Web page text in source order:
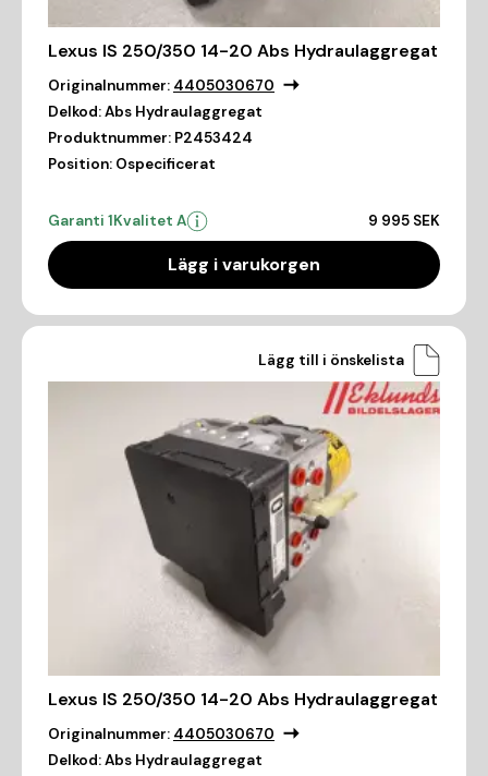
Lexus IS 250/350 14-20 Abs Hydraulaggregat
Originalnummer: 4405030670
Delkod:Abs Hydraulaggregat
Produktnummer: P2453424
Position: Ospecificerat
Garanti 1Kvalitet A 9 995 SEK
Lägg i varukorgen
Lägg till i önskelista
Lexus IS 250/350 14-20 Abs Hydraulaggregat
Originalnummer: 4405030670
Delkod:Abs Hydraulaggregat